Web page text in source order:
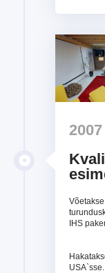
2007
IHS
USA`sse.